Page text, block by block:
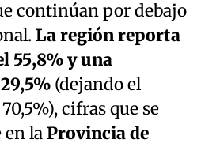
continúan por debajo
La región reporta
55,8% y una
(dejando el
cifras que se
laProvincia de